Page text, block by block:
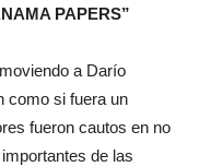
PAPERS”
a Darío
como si fuera un
fueron cautos en no
de las